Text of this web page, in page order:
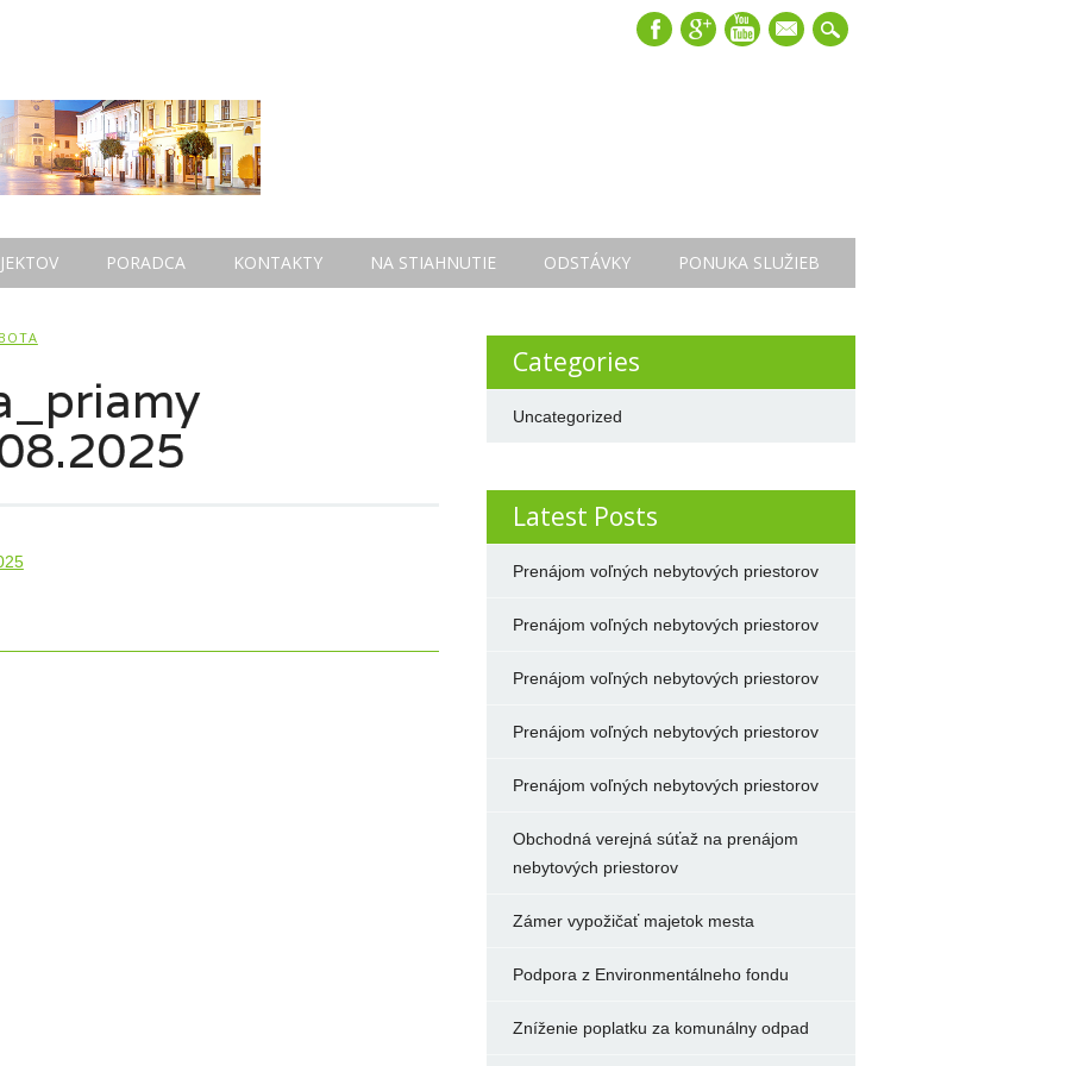
mail
PORADCA KONTAKTY NA STIAHNUTIE ODSTÁVKY PONUKA SLUŽIEB
Categories
Uncategorized
Latest Posts
Prenájom voľných nebytových priestorov
Prenájom voľných nebytových priestorov
Prenájom voľných nebytových priestorov
Prenájom voľných nebytových priestorov
Prenájom voľných nebytových priestorov
Obchodná verejná súťaž na prenájom
nebytových priestorov
Zámer vypožičať majetok mesta
Podpora z Environmentálneho fondu
Zníženie poplatku za komunálny odpad